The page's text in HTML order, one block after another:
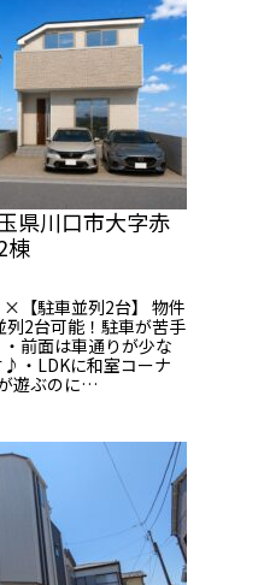
県川口市大字赤
棟
×【駐車並列2台】 物件
列2台可能！駐車が苦手
前面は車通りが少な
♪・LDKに和室コーナ
遊ぶのに…